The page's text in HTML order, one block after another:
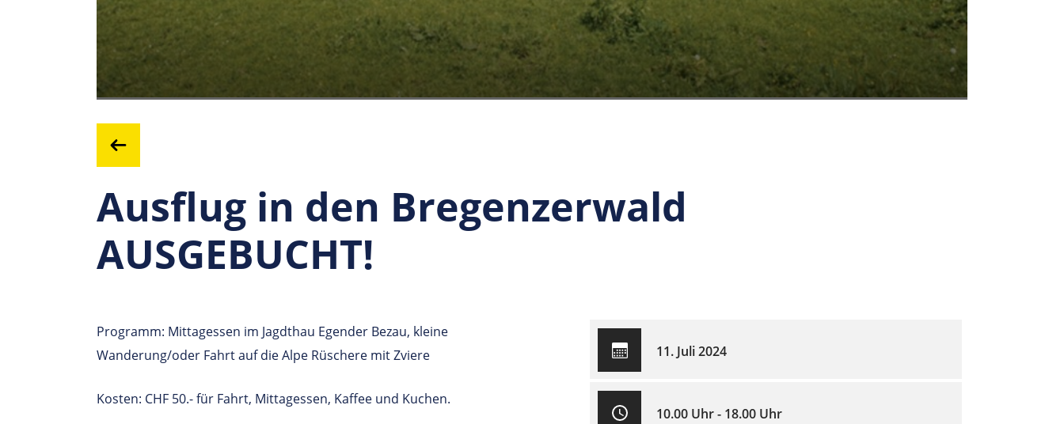
Ausflug in den Bregenzerwald
AUSGEBUCHT!
Programm: Mittagessen im Jagdthau Egender Bezau, kleine
Wanderung/oder Fahrt auf die Alpe Rüschere mit Zviere
Kosten: CHF 50.- für Fahrt, Mittagessen, Kaffee und Kuchen.
11. Juli 2024
10.00 Uhr - 18.00 Uhr